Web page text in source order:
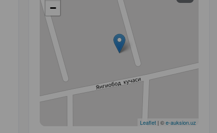
−
Leaflet| ©e-auksion.uz